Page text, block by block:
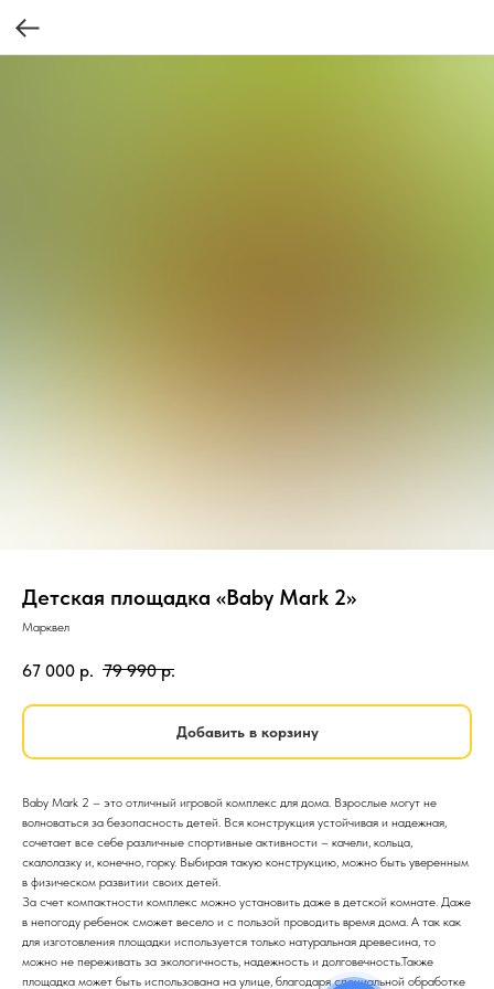
Детская площадка «Baby Mark 2»
Марквел
67 000 р. 79 990 р.
Добавить в корзину
Baby Mark 2 – это отличный игровой комплекс для дома. Взрослые могут не
волноваться за безопасность детей. Вся конструкция устойчивая и надежная,
сочетает все себе различные спортивные активности – качели, кольца,
скалолазку и, конечно, горку. Выбирая такую конструкцию, можно быть уверенным
в физическом развитии своих детей.
За счет компактности комплекс можно установить даже в детской комнате. Даже
в непогоду ребенок сможет весело и с пользой проводить время дома. А так как
для изготовления площадки используется только натуральная древесина, то
можно не переживать за экологичность, надежность и долговечность.Также
площадка может быть использована на улице, благодаря специальной обработке